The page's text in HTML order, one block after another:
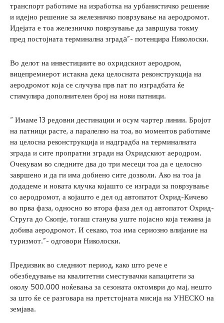
транспорт работиме на изработка на урбанистичко решение
и идејно решение за железничко поврзување на аеродромот.
Идејата е тоа железничко поврзување да завршува токму
пред постојната терминална зградa”- потенцира Николоски.
Во делот на инвестициите во охридскиот аеродром,
вицепремиерот истакна дека целосната реконструкција на
аеродромот која се случува прв пат по изградбата ќе
стимулира дополнителен број на нови патници.
“ Имаме 13 редовни дестинации и осум чартер линии. Бројот
на патници расте, а паралелно на тоа, во моментов работиме
на целосна реконструкција и надградба на терминалната
зграда и сите пропратни згради на Охридскиот аеродром.
Очекувам во следните два до три месеци тоа да е целосно
завршено и да ги има добиено сите дозволи. Ако на тоа ја
додадеме и новата клучка којашто се изгради за поврзување
со аеродромот, а којашто е дел од автопатот Охрид-Кичево
во прва фаза, односно во втора фаза дел од автопатот Охрид-
Струга до Скопје, тогаш станува уште појасно која тежина ја
добива аеродромот. И секако, тоа има сериозно влијание на
туризмот.”- одговори Николоски.
Предизвик во следниот период, како што рече е
обезбедување на квалитетни сместувачки капацитети за
околу 500.000 ноќевања за сезоната октомври до мај, нешто
за што ќе се разговара на претстојната мисија на УНЕСКО на
земјава.